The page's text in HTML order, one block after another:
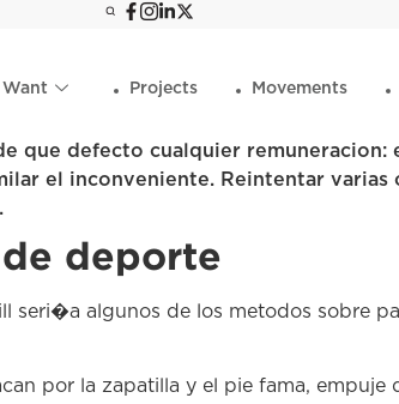
Projects Movements
que defecto cualquier remuneracion:
el inconveniente. Reintentar varias
deporte
seri�a algunos de los metodos sobre
por la zapatilla y el pie fama, empuje